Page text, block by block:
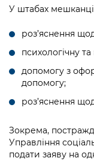
У штабах
роз’яснення
психологічну
допомогу з
допомогу;
роз’яснення
Зокрема,
Управління
подати заяву на